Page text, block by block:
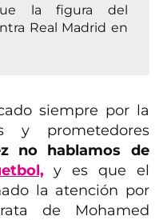
la figura del
Real Madrid en
siempre por la
y prometedores
no hablamos de
y es que el
la atención por
de Mohamed